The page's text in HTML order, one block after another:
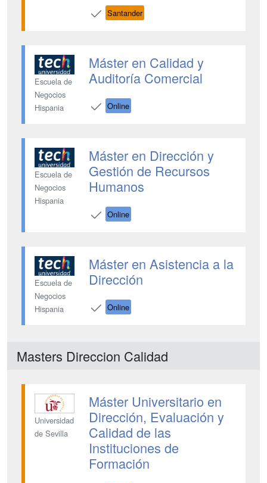
Santander
Escuela de
Negocios
Hispania
Máster en Calidad y
Auditoría Comercial
Online
Escuela de
Negocios
Hispania
Máster en Dirección y
Gestión de Recursos
Humanos
Online
Escuela de
Negocios
Hispania
Máster en Asistencia a la
Dirección
Online
Masters Direccion Calidad
Universidad
de Sevilla
Máster Universitario en
Dirección, Evaluación y
Calidad de las
Instituciones de
Formación